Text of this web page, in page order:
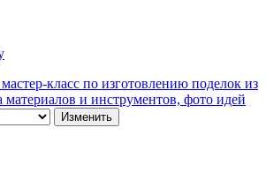
класс по изготовлению поделок из
материалов и инструментов, фото идей